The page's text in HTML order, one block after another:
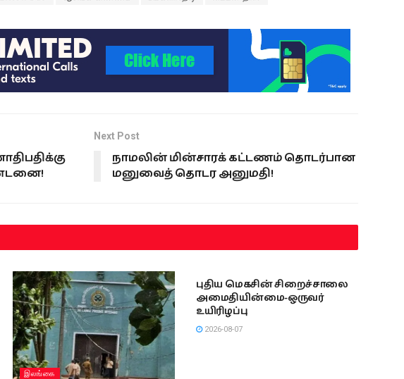
Next Post
நாமலின் மின்சாரக் கட்டணம் தொடர்பான
மனுவைத் தொடர அனுமதி!
இலங்கை
புதிய மெகசின் சிறைச்சாலை
அமைதியின்மை-ஒருவர்
உயிரிழப்பு
2026-08-07